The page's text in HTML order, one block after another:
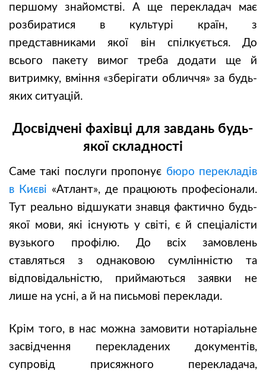
першому знайомстві. А ще перекладач має
розбиратися в культурі країн, з
представниками якої він спілкується. До
всього пакету вимог треба додати ще й
витримку, вміння «зберігати обличчя» за будь-
яких ситуацій.
Досвідчені фахівці для завдань будь-
якої складності
Саме такі послуги пропонує бюро перекладів
в Києві «Атлант», де працюють професіонали.
Тут реально відшукати знавця фактично будь-
якої мови, які існують у світі, є й спеціалісти
вузького профілю. До всіх замовлень
ставляться з однаковою сумлінністю та
відповідальністю, приймаються заявки не
лише на усні, а й на письмові переклади.
Крім того, в нас можна замовити нотаріальне
засвідчення перекладених документів,
супровід присяжного перекладача,